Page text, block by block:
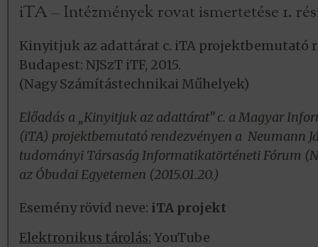
iTA – Intézmények rovat ismertetése 1.
Kinyitjuk az adattárat c. iTA projektbemutató
Budapest: NJSzT iTF, 2015.
(Nagy Számítástechnikai Műhelyek)
Előadás a „Kinyitjuk az adattárat” c. a Magyar
(iTA) projektbemutató rendezvényen a Neumann
tudományi Társaság Informatikatörténeti Fórum
az Óbudai Egyetemen (2015.01.20.)
Esemény rövid neve: iTA projekt
Elektronikus tárolás: YouTube